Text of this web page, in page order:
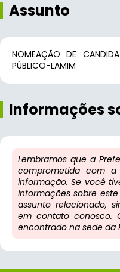
Assunto
NOMEAÇÃO DE
PÚBLICO-LAMIM
Informações
Lembramos que a
comprometida com
informação. Se você
informações sobre
assunto relacionado,
em contato conosco.
encontrado na sede da